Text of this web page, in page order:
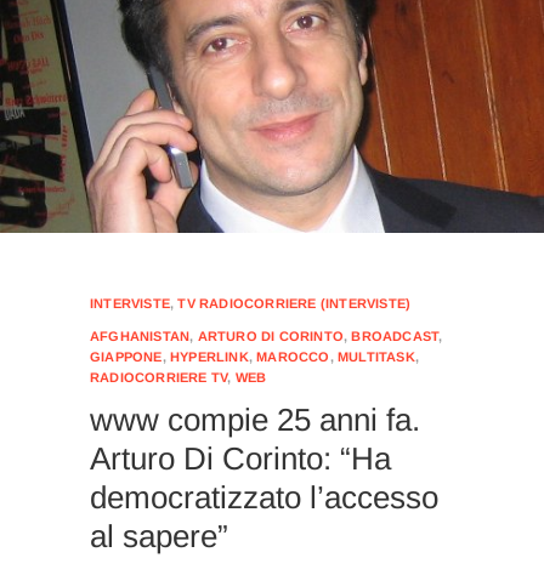
INTERVISTE,TV RADIOCORRIERE (INTERVISTE)
AFGHANISTAN, ARTURO DI CORINTO,BROADCAST,
GIAPPONE,HYPERLINK,MAROCCO ,MULTITASK,
RADIOCORRIERE TV, WEB
www compie 25 anni fa.
Arturo Di Corinto: “Ha
democratizzato l’accesso
al sapere”